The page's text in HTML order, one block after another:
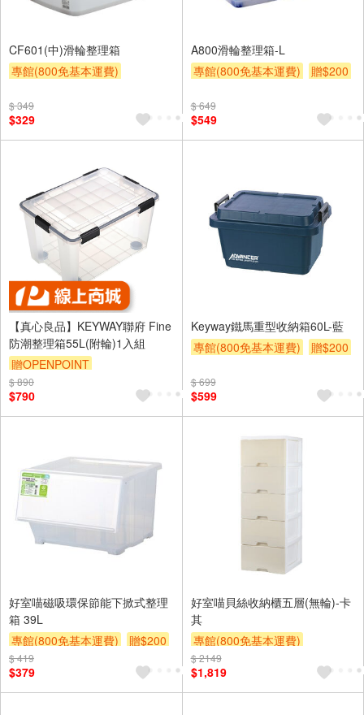
CF601(中)滑輪整理箱
專館(800免基本運費)
$ 349
$329
A800滑輪整理箱-L
專館(800免基本運費)
贈$200
$ 649
$549
【真心良品】KEYWAY聯府 Fine
防潮整理箱55L(附輪)1入組
贈OPENPOINT
訂單滿1999享95折
$ 890
$790
Keyway鐵馬重型收納箱60L-藍
專館(800免基本運費)
贈$200
$ 699
$599
好室喵磁吸環保節能下掀式整理
箱 39L
專館(800免基本運費)
贈$200
$ 419
$379
好室喵貝絲收納櫃五層(無輪)-卡
其
專館(800免基本運費)
另計大材積物流處理費$10
贈$200
$ 2149
$1,819